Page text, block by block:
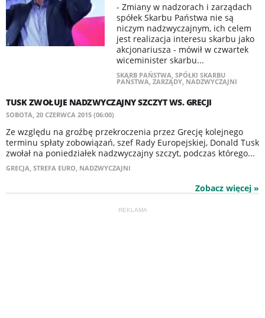
- Zmiany w nadzorach i zarządach
spółek Skarbu Państwa nie są
niczym nadzwyczajnym, ich celem
jest realizacja interesu skarbu jako
akcjonariusza - mówił w czwartek
wiceminister skarbu...
SKARB PAŃSTWA SPÓŁKI SKARBU
PAŃSTWA ZARZĄDY, NADZWYCZAJNI
TUSK ZWOŁUJE NADZWYCZAJNY SZCZYT WS. GRECJI
SOBOTA, 20 CZERWCA 2015 (06:00)
Ze względu na groźbę przekroczenia przez Grecję kolejnego
terminu spłaty zobowiązań, szef Rady Europejskiej, Donald Tusk
zwołał na poniedziałek nadzwyczajny szczyt, podczas którego...
GRECJA STREFA EURO NADZWYCZAJNI
Zobacz więcej »
REKLAMA